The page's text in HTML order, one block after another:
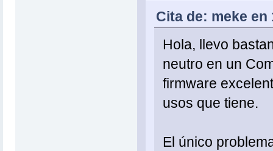
Cita de: meke en
Hola, llevo
neutro en un
firmware
usos que tiene.
El único